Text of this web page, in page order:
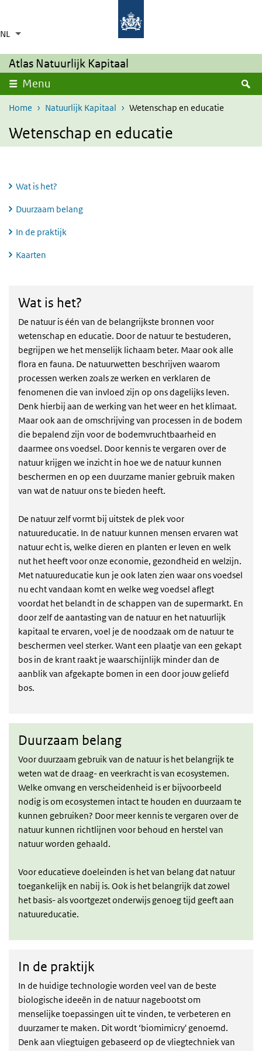
Overslaan en naar de inhoud gaan
NL Taalkeuze
Aanvullende acties weergeven
Ingeklapt
Atlas Natuurlijk Kapitaal
Menu
Home Natuurlijk Kapitaal Wetenschap en educatie
Wetenschap en educatie
Wat is het?
Duurzaam belang
In de praktijk
Kaarten
Wat is het?
De natuur is één van de belangrijkste bronnen voor
wetenschap en educatie. Door de natuur te bestuderen,
begrijpen we het menselijk lichaam beter. Maar ook alle
flora en fauna. De natuurwetten beschrijven waarom
processen werken zoals ze werken en verklaren de
fenomenen die van invloed zijn op ons dagelijks leven.
Denk hierbij aan de werking van het weer en het klimaat.
Maar ook aan de omschrijving van processen in de bodem
die bepalend zijn voor de bodemvruchtbaarheid en
daarmee ons voedsel. Door kennis te vergaren over de
natuur krijgen we inzicht in hoe we de natuur kunnen
beschermen en op een duurzame manier gebruik maken
van wat de natuur ons te bieden heeft.
De natuur zelf vormt bij uitstek de plek voor
natuureducatie. In de natuur kunnen mensen ervaren wat
natuur echt is, welke dieren en planten er leven en welk
nut het heeft voor onze economie, gezondheid en welzijn.
Met natuureducatie kun je ook laten zien waar ons voedsel
nu echt vandaan komt en welke weg voedsel aflegt
voordat het belandt in de schappen van de supermarkt. En
door zelf de aantasting van de natuur en het natuurlijk
kapitaal te ervaren, voel je de noodzaak om de natuur te
beschermen veel sterker. Want een plaatje van een gekapt
bos in de krant raakt je waarschijnlijk minder dan de
aanblik van afgekapte bomen in een door jouw geliefd
bos.
Duurzaam belang
Voor duurzaam gebruik van de natuur is het belangrijk te
weten wat de draag- en veerkracht is van ecosystemen.
Welke omvang en verscheidenheid is er bijvoorbeeld
nodig is om ecosystemen intact te houden en duurzaam te
kunnen gebruiken? Door meer kennis te vergaren over de
natuur kunnen richtlijnen voor behoud en herstel van
natuur worden gehaald.
Voor educatieve doeleinden is het van belang dat natuur
toegankelijk en nabij is. Ook is het belangrijk dat zowel
het basis- als voortgezet onderwijs genoeg tijd geeft aan
natuureducatie.
In de praktijk
In de huidige technologie worden veel van de beste
biologische ideeën in de natuur nagebootst om
menselijke toepassingen uit te vinden, te verbeteren en
duurzamer te maken. Dit wordt ‘biomimicry' genoemd.
Denk aan vliegtuigen gebaseerd op de vliegtechniek van